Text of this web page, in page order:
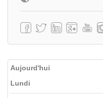
Aujourd'hui
Lundi